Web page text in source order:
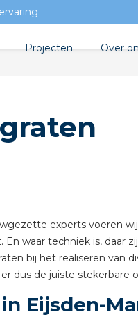
experts voeren
waar techniek is, daar
bij het realiseren van
dus de juiste stekerbare
Eijsden-
Projecten Over
Nieuws